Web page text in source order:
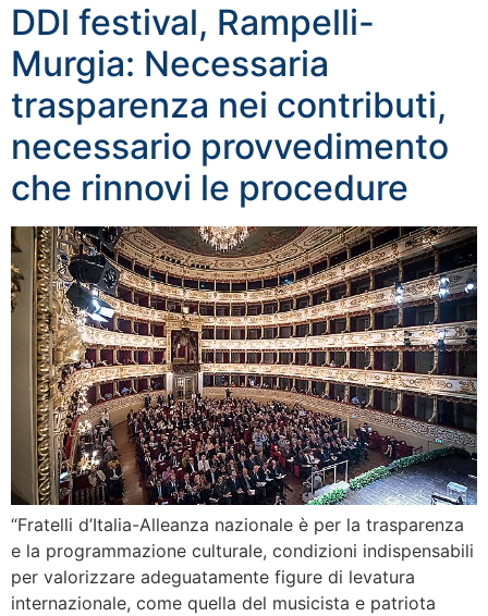
DDl festival, Rampelli-
Murgia: Necessaria
trasparenza nei contributi,
necessario provvedimento
che rinnovi le procedure
“Fratelli d’Italia-Alleanza nazionale è per la trasparenza
e la programmazione culturale, condizioni indispensabili
per valorizzare adeguatamente figure di levatura
internazionale, come quella del musicista e patriota